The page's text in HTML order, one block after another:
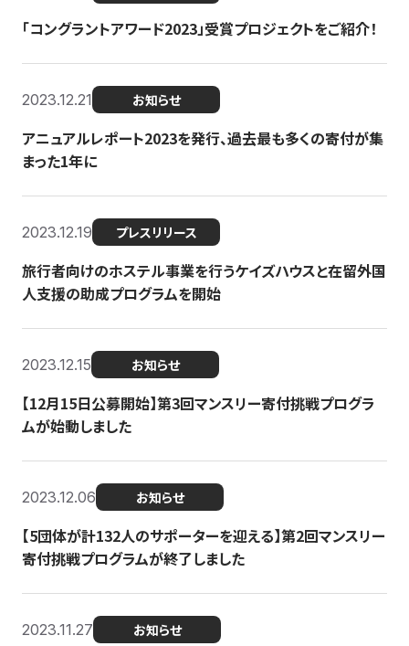
「コングラントアワード2023」受賞プロジェクトをご紹介！
2023.12.21 お知らせ
アニュアルレポート2023を発行、過去最も多くの寄付が集
まった1年に
2023.12.19 プレスリリース
旅行者向けのホステル事業を行うケイズハウスと在留外国
人支援の助成プログラムを開始
2023.12.15 お知らせ
【12月15日公募開始】第3回マンスリー寄付挑戦プログラ
ムが始動しました
2023.12.06 お知らせ
【5団体が計132人のサポーターを迎える】第2回マンスリー
寄付挑戦プログラムが終了しました
2023.11.27 お知らせ